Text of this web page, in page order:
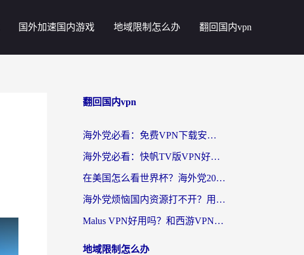
国外加速国内游戏 地域限制怎么办 翻回国内vpn
翻回国内vpn
海外党必看：免费VPN下载安卓+3步选对国外到国内加速器，无缝刷国内资源
海外党必看：快帆TV版VPN好用吗？和斧牛手游VPN对比哪个回国效果更好？附电脑翻墙回国实用技巧
在美国怎么看世界杯？海外党2026最新回国加速器指南：从影音到游戏全搞定
海外党烦恼国内资源打不开？用VPN上海节点+这几点，轻松搞定回国加速！
Malus VPN好用吗？和西游VPN对比哪个回国效果更好？海外党亲测后的真实选择
地域限制怎么办